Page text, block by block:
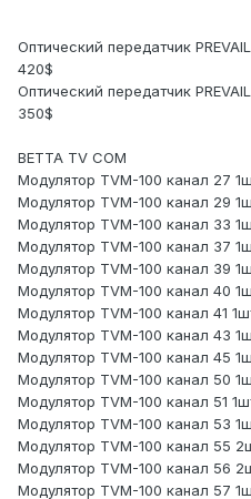
Оптический передатчик
420$
Оптический передатчик
350$
BETTA TV COM
Модулятор TVM-100 канал 27
Модулятор TVM-100 канал 29
Модулятор TVM-100 канал 33
Модулятор TVM-100 канал 37
Модулятор TVM-100 канал 39
Модулятор TVM-100 канал 40
Модулятор TVM-100 канал 41
Модулятор TVM-100 канал 43
Модулятор TVM-100 канал 45
Модулятор TVM-100 канал 50
Модулятор TVM-100 канал 51
Модулятор TVM-100 канал 53
Модулятор TVM-100 канал 55
Модулятор TVM-100 канал 56
Модулятор TVM-100 канал 57